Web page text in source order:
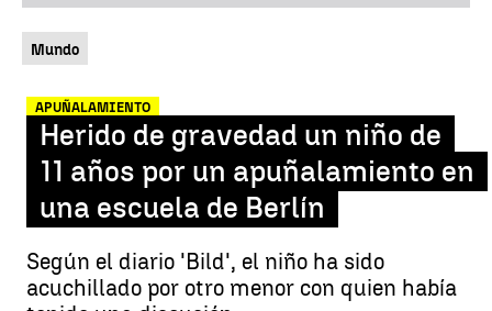
Mundo
APUÑALAMIENTO
Herido de gravedad un niño de
11 años por un apuñalamiento en
una escuela de Berlín
Según el diario 'Bild', el niño ha sido
acuchillado por otro menor con quien había